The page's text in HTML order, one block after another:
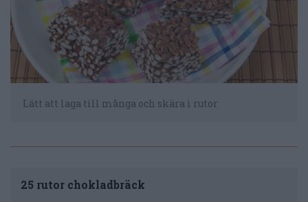
Lätt att laga till många och skära i rutor
25 rutor chokladbräck